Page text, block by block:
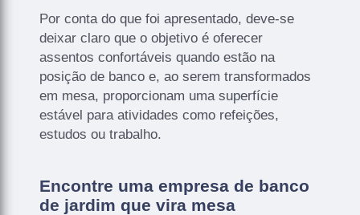
Por conta do que foi apresentado, deve-se
deixar claro que o objetivo é oferecer
assentos confortáveis quando estão na
posição de banco e, ao serem transformados
em mesa, proporcionam uma superfície
estável para atividades como refeições,
estudos ou trabalho.
Encontre uma empresa de banco
de jardim que vira mesa